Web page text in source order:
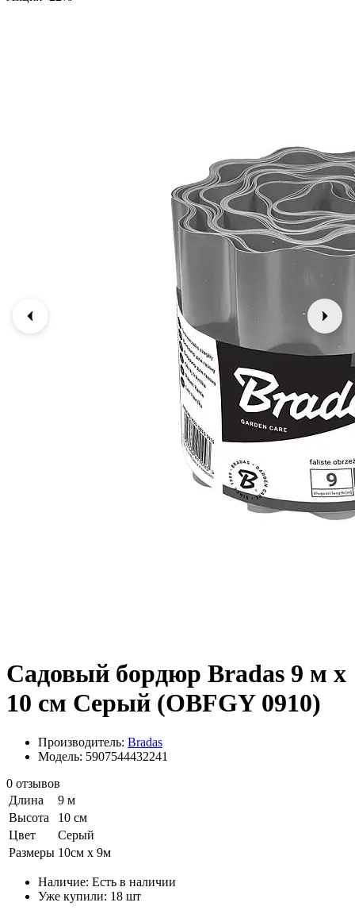
Садовый бордюр Bradas 9 м х
10 см Серый (OBFGY 0910)
Производитель: Bradas
Модель: 5907544432241
0 отзывов
Длина
9 м
Высота
10 см
Цвет
Серый
Размеры 10см х 9м
Наличие: Есть в наличии
Уже купили: 18 шт